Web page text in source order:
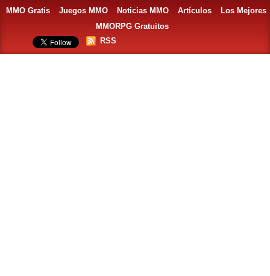
MMO Gratis Juegos MMO Noticias MMO Artículos
Los Mejores
MMORPG Gratuitos
RSS